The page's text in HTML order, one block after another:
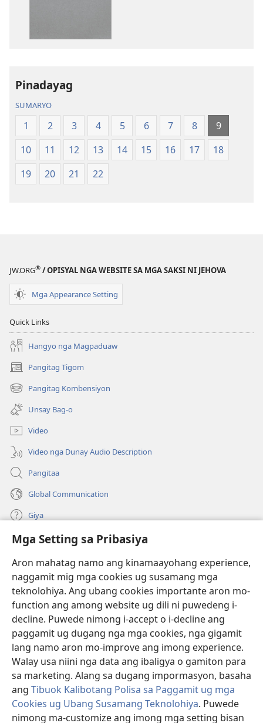
Mga Setting sa Pribasiya
Aron mahatag namo ang kinamaayohang experience,
naggamit mig mga cookies ug susamang mga
teknolohiya. Ang ubang cookies importante aron mo-
function ang among website ug dili ni puwedeng i-
decline. Puwede nimong i-accept o i-decline ang
paggamit ug dugang nga mga cookies, nga gigamit
lang namo aron mo-improve ang imong experience.
Walay usa niini nga data ang ibaligya o gamiton para
sa marketing. Alang sa dugang impormasyon, basaha
ang Tibuok Kalibotang Polisa sa Paggamit ug mga
Cookies ug Ubang Susamang Teknolohiya. Puwede
nimong ma-customize ang imong mga setting bisan
Balaang
Kasulatan
(Gihubad
New
Holy
Balaang
Kasulatan
(Gihubad
New
Holy
Pinadayag
SUMARYO
1 2 3 4 5 6 7 8
9
10
11 12 13 14 15 16 17
18
19
20 21 22
JW.ORG® / OPISYAL NGA WEBSITE SA MGA SAKSI NI JEHOVA
Mga Appearance Setting
Quick Links
Hangyo nga Magpaduaw
Pangitag Tigom
(mo-
open
ug
bag-
ong
window)
Pangitag Kombensiyon
(mo-
open
ug
bag-
ong
window)
Unsay Bag-o
Video
Video nga Dunay Audio Description
Pangitaa
Global Communication
Giya
Donasyon
(mo-
open
bag-
ong
window)
Watchtower ONLINE NGA LIBRARYA
(mo-
open
ug
bag-
window)
JW Hub
(mo-
open
ug
bag-
ong
window)
JW Library
Watchtower Library
Copyright© 2026 Watch Tower Bible and Tract Society of Pennsylvania.